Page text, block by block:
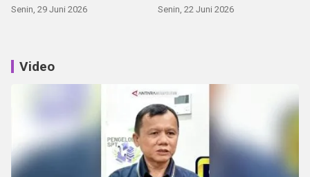
Senin, 29 Juni 2026 Senin, 22 Juni 2026
Video